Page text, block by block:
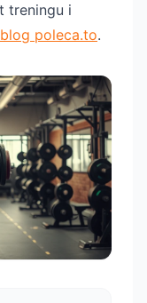
treningu i
blog poleca.to.